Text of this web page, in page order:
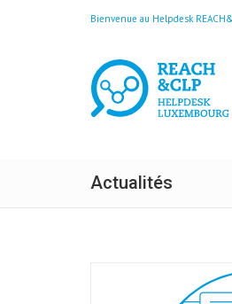
Bienvenue au Helpdesk
Actualités